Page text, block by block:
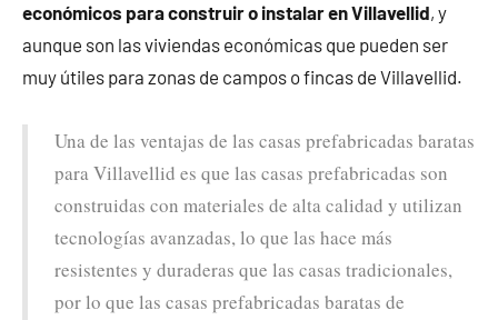
económicos para construir o instalar en Villavellid, y
aunque son las viviendas económicas que pueden ser
muy útiles para zonas de campos o fincas de Villavellid.
Una de las ventajas de las casas prefabricadas baratas
para Villavellid es que las casas prefabricadas son
construidas con materiales de alta calidad y utilizan
tecnologías avanzadas, lo que las hace más
resistentes y duraderas que las casas tradicionales,
por lo que las casas prefabricadas baratas de